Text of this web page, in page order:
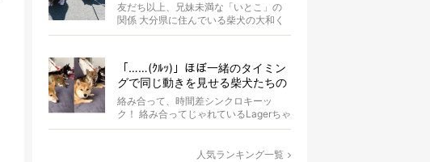
友だち以上、兄妹未満な「いとこ」の
関係 大分県に住んでいる柴犬の大和く
ん。Instagramにたびたび登場する...
「……(ｸﾙｯ)」ほぼ一緒のタイミン
グで同じ動きを見せる柴犬たちの
シンクロっぷりがなんだかスゴイ
絡み合って、時間差シンクロキーッ
ク！ 絡み合ってじゃれているLagerちゃ
んとaleちゃん。いったいどんな体勢...
人気ランキング一覧